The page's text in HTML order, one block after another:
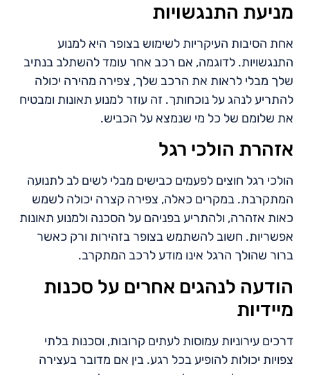
מניעת התנגשויות
אחת הסיבות העיקריות לשימוש בצופר היא למנוע
התנגשויות. לדוגמה, אם רכב אחר עומד להשתלב בנתיב
שלך מבלי לראות את הרכב שלך, צפירה מהירה יכולה
להתריע לנהג על נוכחותך. זה עוזר למנוע תאונות ומבטיח
את שלומם של כל מי שנמצא על הכביש.
אזהרת הולכי רגל
הולכי רגל חוצים לפעמים כבישים מבלי לשים לב לתנועה
המתקרבת. במקרים כאלה, צפירה קצרה יכולה לשמש
כאות אזהרה, ולהתריע בפניהם על הסכנה ולמנוע תאונות
אפשריות. חשוב להשתמש בצופר בזהירות ורק כאשר
ברור שהולך הרגל אינו מודע לרכב המתקרב.
הודעה לנהגים אחרים על סכנות
מיידיות
דרכים עירוניות עמוסות לעתים קרובות, וסכנות בלתי
צפויות יכולות להופיע בכל רגע. בין אם מדובר בעצירה